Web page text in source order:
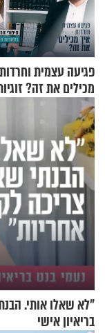
פגיעה עצמית
מכילים את זה?
הפעם עם יהודית
"לא שאלו אותי.
בריאיון אישי